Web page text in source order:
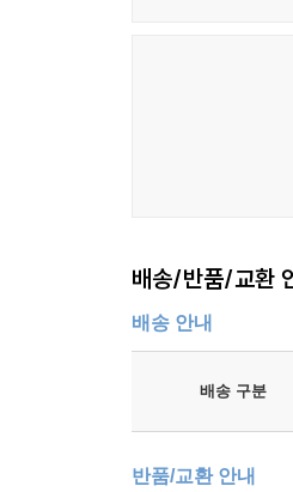
배송/반품/교환
배송 안내
배송 구분
반품/교환 안내